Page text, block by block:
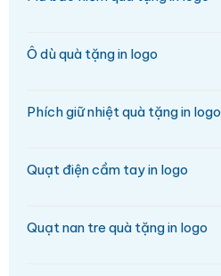
Ô dù quà tặng in logo
Phích giữ nhiệt quà tặng in logo
Quạt điện cầm tay in logo
Quạt nan tre quà tặng in logo